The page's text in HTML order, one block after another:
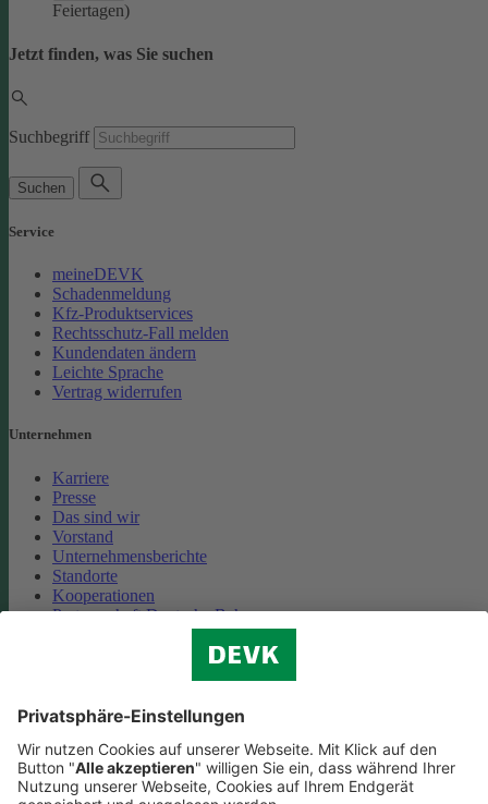
Feiertagen)
Jetzt finden, was Sie suchen
Suchbegriff
Suchen
Service
meineDEVK
Schadenmeldung
Kfz-Produktservices
Rechtsschutz-Fall melden
Kundendaten ändern
Leichte Sprache
Vertrag widerrufen
Unternehmen
Karriere
Presse
Das sind wir
Vorstand
Unternehmensberichte
Standorte
Kooperationen
Partnerschaft Deutsche Bahn
Cookie-Einstellungen